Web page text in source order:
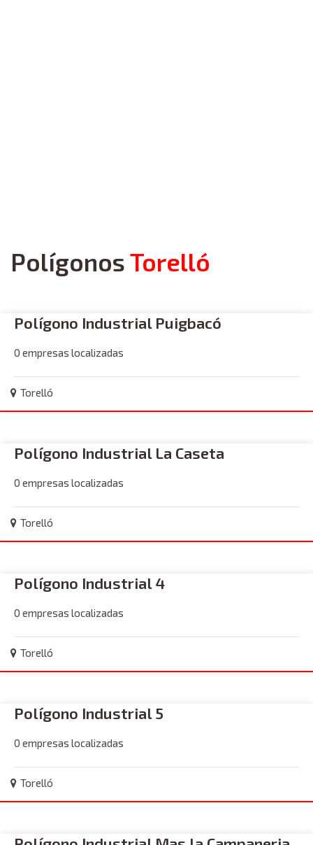
PolígonosTorelló
Polígono Industrial Puigbacó
0 empresas localizadas
Torelló
Polígono Industrial La Caseta
0 empresas localizadas
Torelló
Polígono Industrial 4
0 empresas localizadas
Torelló
Polígono Industrial 5
0 empresas localizadas
Torelló